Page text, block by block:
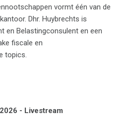
vormt één van de
Dhr. Huybrechts is
en Belastingconsulent en een
fiscale en
topics.
- Livestream